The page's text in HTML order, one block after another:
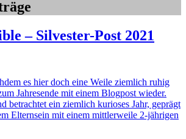
– Silvester-Post 2021
es hier doch eine Weile ziemlich ruhig
Jahresende mit einem Blogpost wieder.
betrachtet ein ziemlich kurioses Jahr, geprägt
Elternsein mit einem mittlerweile 2-jährigen